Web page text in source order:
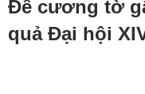
Đề cương tờ
quả Đại hội